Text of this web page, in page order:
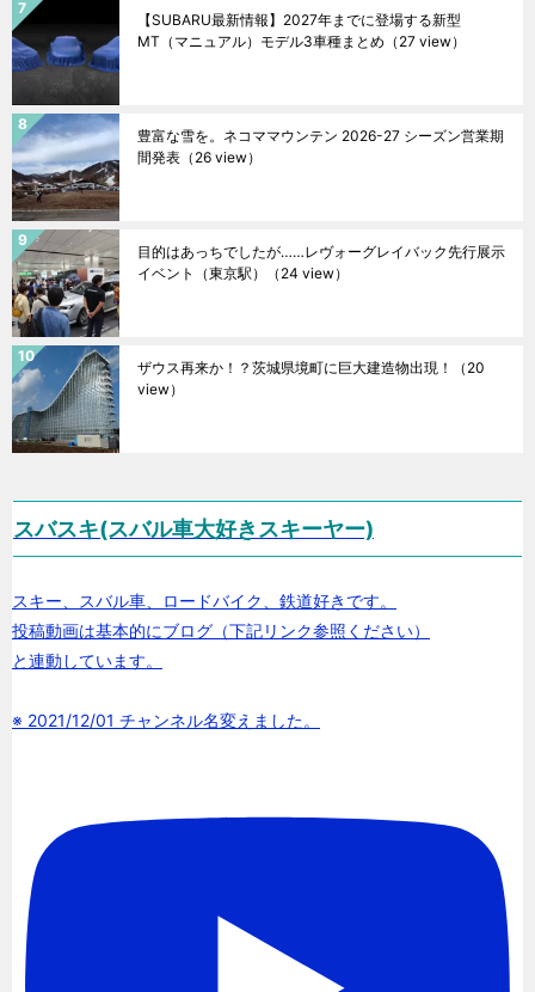
【SUBARU最新情報】2027年までに登場する新型
MT（マニュアル）モデル3車種まとめ （27 view）
豊富な雪を。ネコママウンテン 2026-27 シーズン営業期
間発表 （26 view）
目的はあっちでしたが……レヴォーグレイバック先行展示
イベント（東京駅）
（24 view）
ザウス再来か！？茨城県境町に巨大建造物出現！
（20
view）
スバスキ(スバル車大好きスキーヤー)
スキー、スバル車、ロードバイク、鉄道好きです。
投稿動画は基本的にブログ（下記リンク参照ください）
と連動しています。
※ 2021/12/01 チャンネル名変えました。